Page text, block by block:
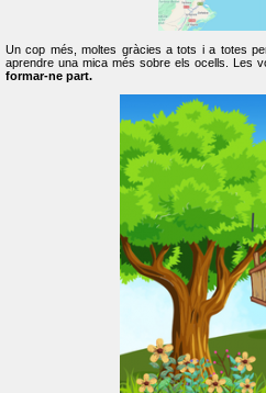
Un cop més, moltes gràcies a tots i a totes
aprendre una mica més sobre els ocells. Les
formar-ne part.